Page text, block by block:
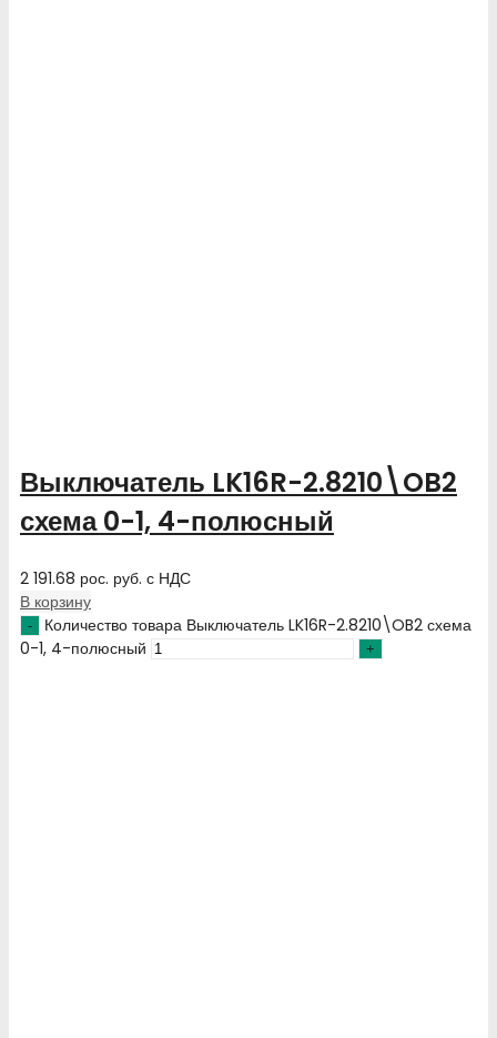
Выключатель LK16R-2.8210\OB2
схема 0-1, 4-полюсный
2 191.68 рос. руб. с НДС
В корзину
Количество товара Выключатель LK16R-2.8210\OB2 схема
0-1, 4-полюсный